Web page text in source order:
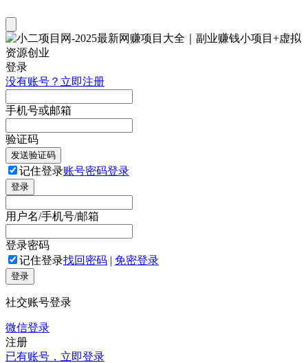
登录
没有账号？立即注册
手机号或邮箱
验证码
发送验证码
记住登录账号密码登录
登录
用户名/手机号/邮箱
登录密码
记住登录找回密码 | 免密登录
登录
社交账号登录
微信登录
注册
已有账号，立即登录